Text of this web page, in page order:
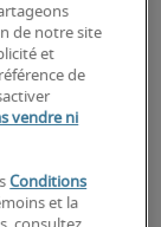
à
de notre site
et
de
vendre ni
Conditions
et la